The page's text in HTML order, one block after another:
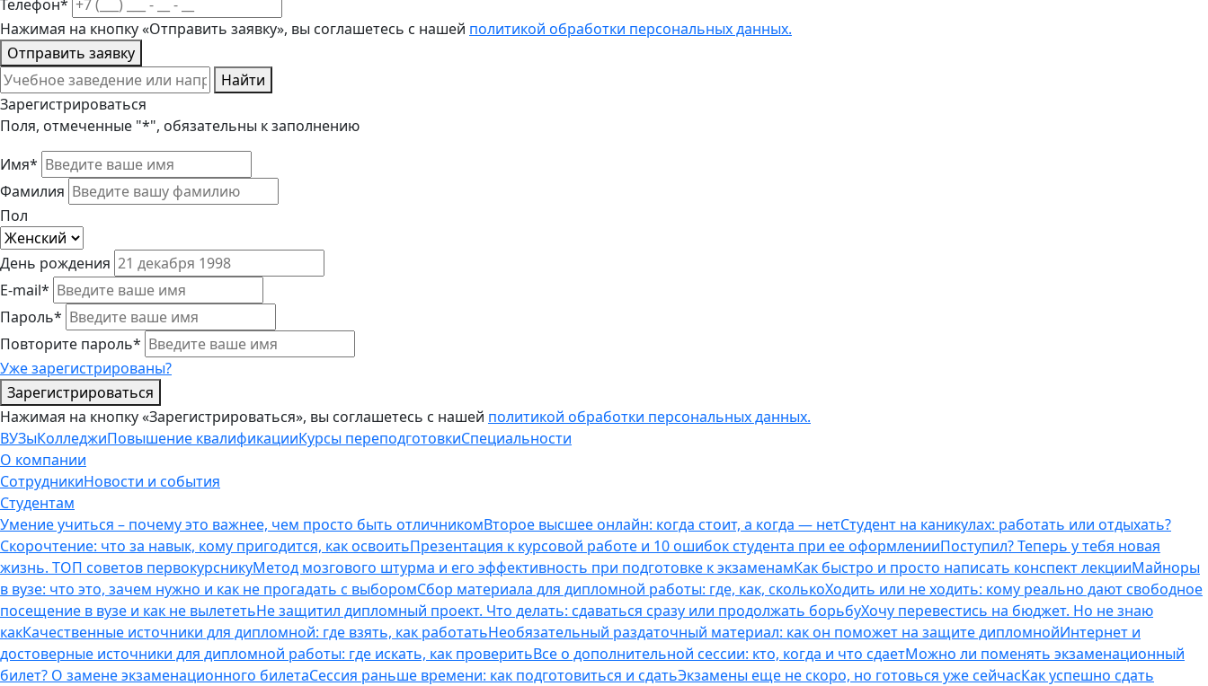
Телефон*
Нажимая на кнопку «Отправить заявку», вы соглашетесь с нашей политикой обработки персональных данных.
Отправить заявку
Найти
Зарегистрироваться
Поля, отмеченные "*", обязательны к заполнению
Имя*
Фамилия
Пол
День рождения
E-mail*
Пароль*
Повторите пароль*
Уже зарегистрированы?
Зарегистрироваться
Нажимая на кнопку «Зарегистрироваться», вы соглашетесь с нашей политикой обработки персональных данных.
ВУЗыКолледжиПовышение квалификацииКурсы переподготовкиСпециальности
О компании
СотрудникиНовости и события
Студентам
Умение учиться – почему это важнее, чем просто быть отличникомВторое высшее онлайн: когда стоит, а когда — нетСтудент на каникулах: работать или отдыхать?
Скорочтение: что за навык, кому пригодится, как освоитьПрезентация к курсовой работе и 10 ошибок студента при ее оформленииПоступил? Теперь у тебя новая
жизнь. ТОП советов первокурсникуМетод мозгового штурма и его эффективность при подготовке к экзаменамКак быстро и просто написать конспект лекцииМайноры
в вузе: что это, зачем нужно и как не прогадать с выборомСбор материала для дипломной работы: где, как, сколькоХодить или не ходить: кому реально дают свободное
посещение в вузе и как не вылететьНе защитил дипломный проект. Что делать: сдаваться сразу или продолжать борьбуХочу перевестись на бюджет. Но не знаю
какКачественные источники для дипломной: где взять, как работатьНеобязательный раздаточный материал: как он поможет на защите дипломнойИнтернет и
достоверные источники для дипломной работы: где искать, как проверитьВсе о дополнительной сессии: кто, когда и что сдаетМожно ли поменять экзаменационный
билет? О замене экзаменационного билетаСессия раньше времени: как подготовиться и сдатьЭкзамены еще не скоро, но готовься уже сейчасКак успешно сдать